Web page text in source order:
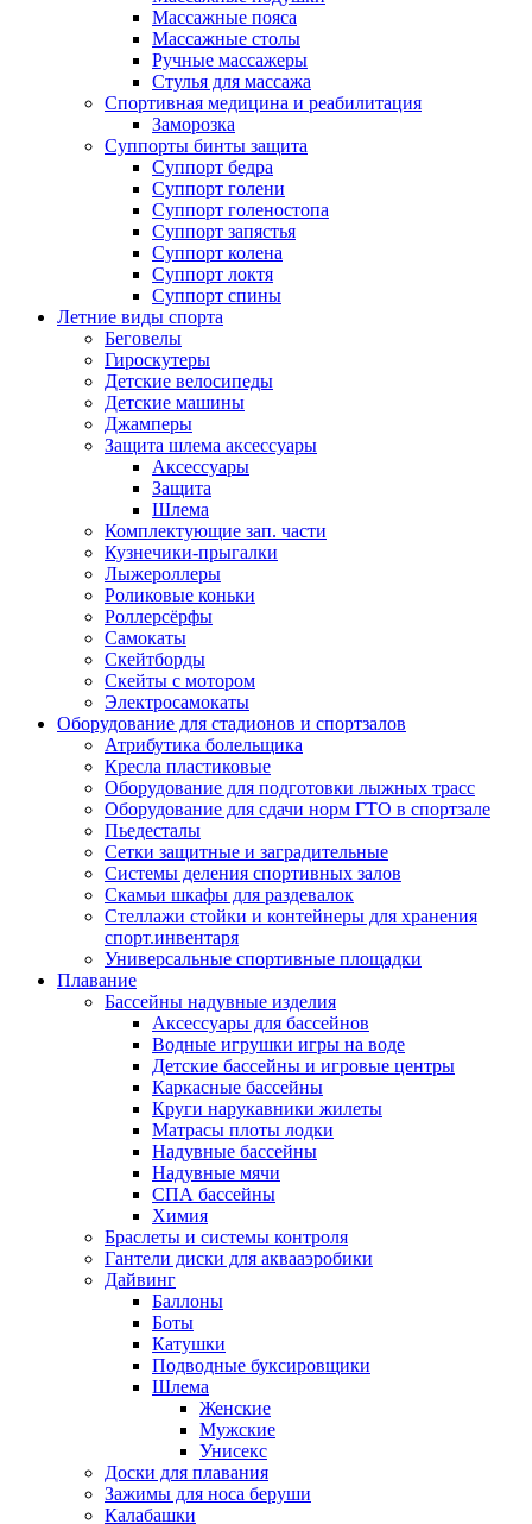
Массажные пояса
Массажные столы
Ручные массажеры
Стулья для массажа
Спортивная медицина и реабилитация
Заморозка
Суппорты бинты защита
Суппорт бедра
Суппорт голени
Суппорт голеностопа
Суппорт запястья
Суппорт колена
Суппорт локтя
Суппорт спины
Летние виды спорта
Беговелы
Гироскутеры
Детские велосипеды
Детские машины
Джамперы
Защита шлема аксессуары
Аксессуары
Защита
Шлема
Комплектующие зап. части
Кузнечики-прыгалки
Лыжероллеры
Роликовые коньки
Роллерсёрфы
Самокаты
Скейтборды
Скейты с мотором
Электросамокаты
Оборудование для стадионов и спортзалов
Атрибутика болельщика
Кресла пластиковые
Оборудование для подготовки лыжных трасс
Оборудование для сдачи норм ГТО в спортзале
Пьедесталы
Сетки защитные и заградительные
Системы деления спортивных залов
Скамьи шкафы для раздевалок
Стеллажи стойки и контейнеры для хранения
спорт.инвентаря
Универсальные спортивные площадки
Плавание
Бассейны надувные изделия
Аксессуары для бассейнов
Водные игрушки игры на воде
Детские бассейны и игровые центры
Каркасные бассейны
Круги нарукавники жилеты
Матрасы плоты лодки
Надувные бассейны
Надувные мячи
СПА бассейны
Химия
Браслеты и системы контроля
Гантели диски для аквааэробики
Дайвинг
Баллоны
Боты
Катушки
Подводные буксировщики
Шлема
Женские
Мужские
Унисекс
Доски для плавания
Зажимы для носа беруши
Калабашки